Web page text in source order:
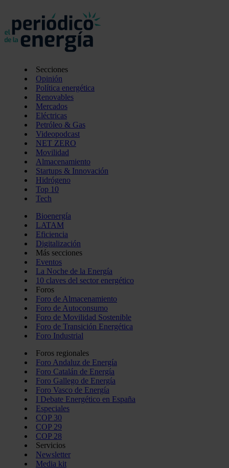
Secciones
Opinión
Política energética
Renovables
Mercados
Eléctricas
Petróleo & Gas
Videopodcast
NET ZERO
Movilidad
Almacenamiento
Startups & Innovación
Hidrógeno
Top 10
Tech
Bioenergía
LATAM
Eficiencia
Digitalización
Más secciones
Eventos
La Noche de la Energía
10 claves del sector energético
Foros
Foro de Almacenamiento
Foro de Autoconsumo
Foro de Movilidad Sostenible
Foro de Transición Energética
Foro Industrial
Foros regionales
Foro Andaluz de Energía
Foro Catalán de Energía
Foro Gallego de Energía
Foro Vasco de Energía
I Debate Energético en España
Especiales
COP 30
COP 29
COP 28
Servicios
Newsletter
Media kit